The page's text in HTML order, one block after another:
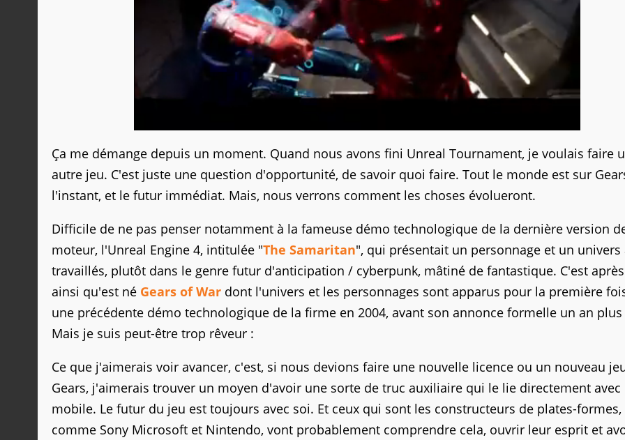
Ça me démange depuis un moment. Quand nous avons fini Unreal Tournament, je voulais faire
autre jeu. C'est juste une question d'opportunité, de savoir quoi faire. Tout le monde est sur
l'instant, et le futur immédiat. Mais, nous verrons comment les choses évolueront.
Difficile de ne pas penser notamment à la fameuse démo technologique de la dernière version
moteur, l'Unreal Engine 4, intitulée "The Samaritan", qui présentait un personnage et un univers
travaillés, plutôt dans le genre futur d'anticipation / cyberpunk, mâtiné de fantastique. C'est
ainsi qu'est né Gears of War dont l'univers et les personnages sont apparus pour la première
une précédente démo technologique de la firme en 2004, avant son annonce formelle un an
Mais je suis peut-être trop rêveur :
Ce que j'aimerais voir avancer, c'est, si nous devions faire une nouvelle licence ou un nouveau
Gears, j'aimerais trouver un moyen d'avoir une sorte de truc auxiliaire qui le lie directement avec
mobile. Le futur du jeu est toujours avec soi. Et ceux qui sont les constructeurs de plates-formes,
comme Sony Microsoft et Nintendo, vont probablement comprendre cela, ouvrir leur esprit et